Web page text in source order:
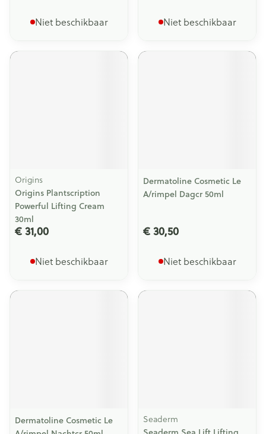
Niet beschikbaar Niet beschikbaar
Origins
Origins Plantscription
Powerful Lifting Cream
30ml
€ 31,00
Niet beschikbaar
Dermatoline Cosmetic Le
A/rimpel Dagcr 50ml
€ 30,50
Niet beschikbaar
Dermatoline Cosmetic Le
Seaderm